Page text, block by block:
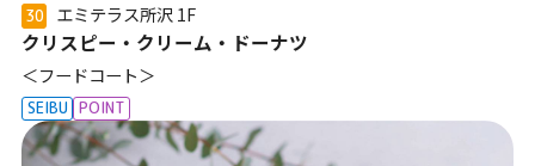
30
エミテラス所沢 1F
クリスピー・クリーム・ドーナツ
＜フードコート＞
SEIBU POINT